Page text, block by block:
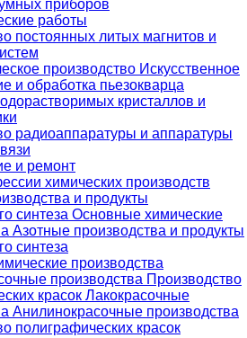
приборов
работы
постоянных литых магнитов и
производство Искусственное
и обработка пьезокварца
кристаллов и
радиоаппаратуры и аппаратуры
и ремонт
химических производств
и продукты
синтеза Основные химические
Азотные производства и продукты
синтеза
производства
производства Производство
красок Лакокрасочные
Анилинокрасочные производства
полиграфических красок